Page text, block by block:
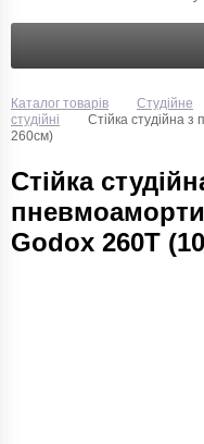
Каталог товарів Студійне
студійні
Cтійка студійна
260см)
Cтійка
Godox 260T